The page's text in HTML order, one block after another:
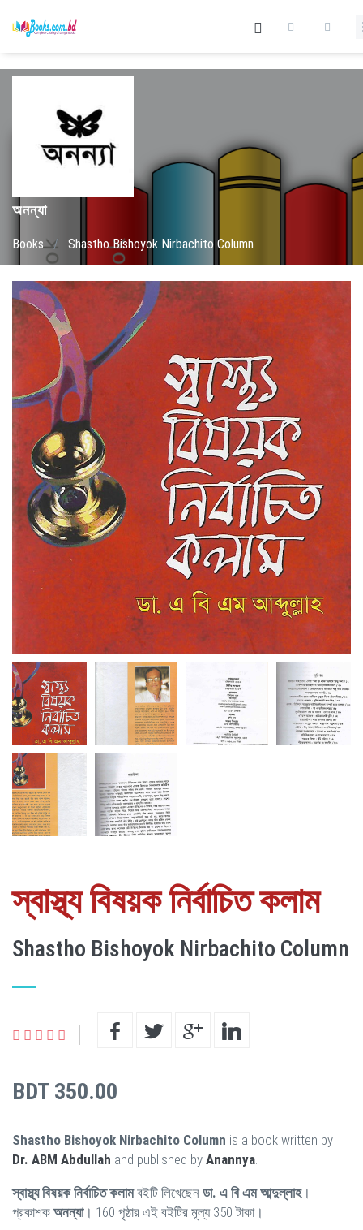
অনন্যা
Books / Shastho Bishoyok Nirbachito Column
স্বাস্থ্য বিষয়ক নির্বাচিত কলাম
Shastho Bishoyok Nirbachito Column
BDT 350.00
Shastho Bishoyok Nirbachito Column is a book written by
Dr. ABM Abdullah and published by Anannya
স্বাস্থ্য বিষয়ক নির্বাচিত কলামবইটি লিখেছেন ডা. এ বি এম আব্দুল্লাহ।
প্রকাশক অনন্যা। 160 পৃষ্ঠার এই বইটির মূল্য 350 টাকা।